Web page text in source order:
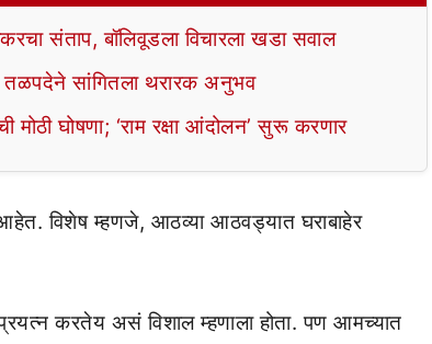
संताप, बॉलिवूडला विचारला खडा सवाल
तळपदेने सांगितला थरारक अनुभव
घोषणा; ‘राम रक्षा आंदोलन’ सुरू करणार
आहेत.विशेष म्हणजे, आठव्या आठवड्यात घराबाहेर
करतेय असं विशाल म्हणाला होता. पण आमच्यात